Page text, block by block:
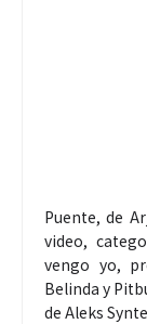
Puente, de
video,
vengo yo,
Belinda y
de Aleks